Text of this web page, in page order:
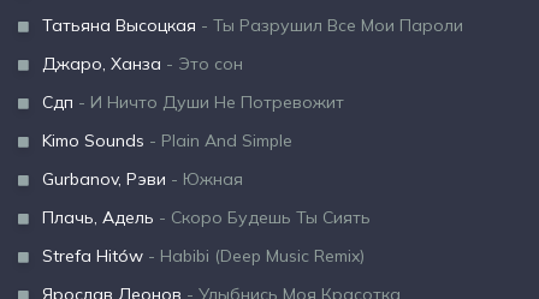
Татьяна Высоцкая - Ты Разрушил Все Мои Пароли
Джаро, Ханза - Это сон
Сдп - И Ничто Души Не Потревожит
Kimo Sounds - Plain And Simple
Gurbanov, Рэви - Южная
Плачь, Адель - Скоро Будешь Ты Сиять
Strefa Hitów - Habibi (Deep Music Remix)
Ярослав Леонов - Улыбнись Моя Красотка